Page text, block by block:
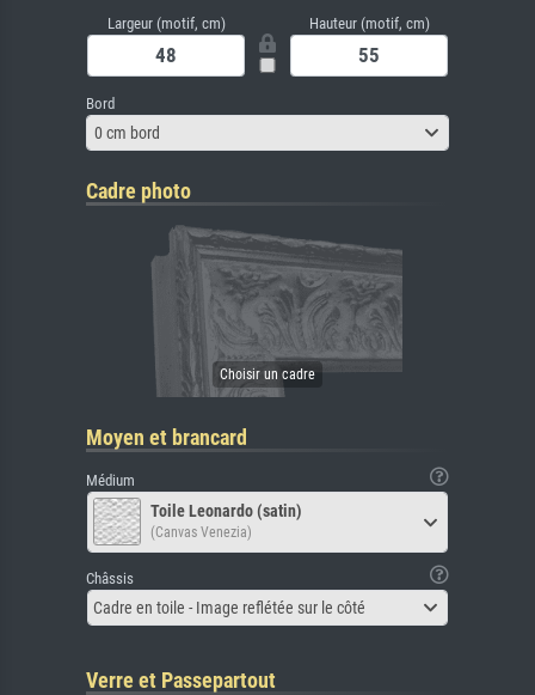
Largeur (motif, cm) Hauteur (motif, cm)
Bord
0 cm bord
Cadre photo
Moyen et brancard
Médium
Toile Leonardo (satin)
(Canvas Venezia)
Châssis
Cadre en toile - Image reflétée sur le côté
Verre et Passepartout